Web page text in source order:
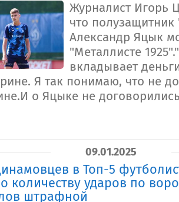
Журналист Игорь
что
Александр Яцык
"Металлисте
вкладывает
Я так понимаю, что не
о Яцыке не
09.01.2025
в Топ-5
количеству ударов по
штрафной